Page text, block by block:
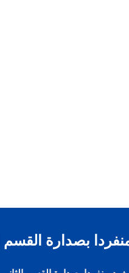
بصدارة القسم